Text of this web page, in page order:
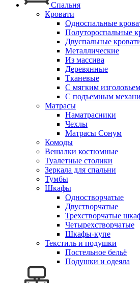
Спальня
Кровати
Односпальные
Полутороспальные
Двуспальные
Металлические
Из массива
Деревянные
Тканевые
С мягким изголовьем
С подъемным
Матрасы
Наматрасники
Чехлы
Матрасы Сонум
Комоды
Вешалки костюмные
Туалетные столики
Зеркала для спальни
Тумбы
Шкафы
Одностворчатые
Двустворчатые
Трехстворчатые
Четырехстворчатые
Шкафы-купе
Текстиль и подушки
Постельное бельё
Подушки и одеяла